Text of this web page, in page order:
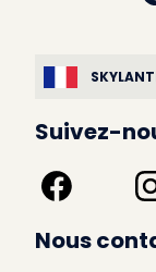
Suivez-
Nous